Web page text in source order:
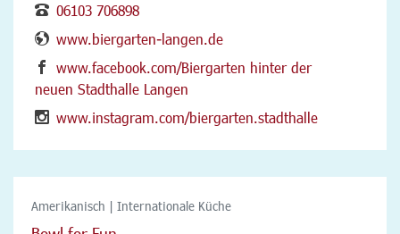
06103 706898
www.biergarten-langen.de
www.facebook.com/Biergarten hinter der
neuen Stadthalle Langen
www.instagram.com/biergarten.stadthalle
Amerikanisch | Internationale Küche